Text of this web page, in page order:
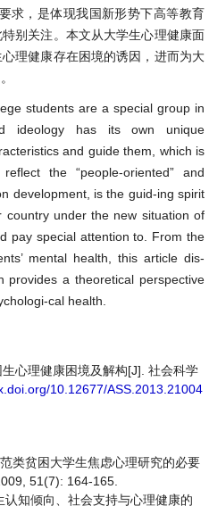
求，是体现我国新形势下高等教育
别关注。本文从大学生心理健康面
理健康存在困境的诱因，进而为大
students are a special group in
ideology has its own unique
and guide them, which is
the “people-oriented” and
development, is the guid-ing spirit
under the new situation of
pay special attention to. From the
mental health, this article dis-
provides a theoretical perspective
cal health.
心理健康困境及解构[J]. 社会科学
10.12677/ASS.2013.21004
类贫困大学生焦虑心理研究的必要
51(7): 164-165.
知倾向、社会支持与心理健康的